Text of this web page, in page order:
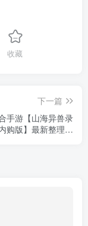
收藏
下一篇
手游【山海异兽录
购版】最新整理单